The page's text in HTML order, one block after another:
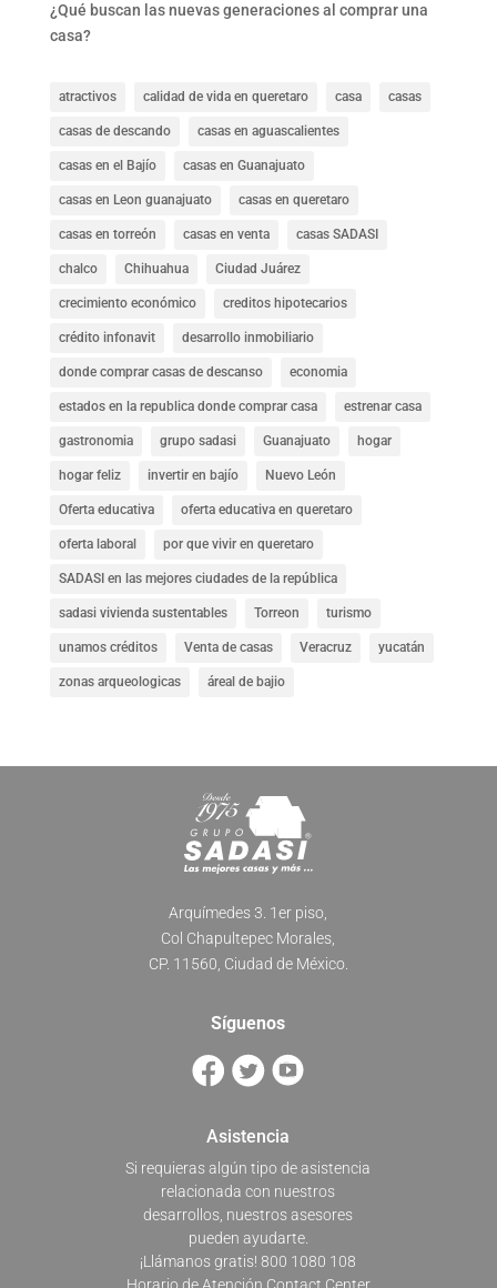
¿Qué buscan las nuevas generaciones al comprar una
casa?
atractivos calidad de vida en queretaro casa casas
casas de descando casas en aguascalientes
casas en el Bajío casas en Guanajuato
casas en Leon guanajuato casas en queretaro
casas en torreón casas en venta casas SADASI
chalco Chihuahua Ciudad Juárez
crecimiento económico creditos hipotecarios
crédito infonavit desarrollo inmobiliario
donde comprar casas de descanso economia
estados en la republica donde comprar casa estrenar casa
gastronomia grupo sadasi Guanajuato hogar
hogar feliz invertir en bajío Nuevo León
Oferta educativa oferta educativa en queretaro
oferta laboral por que vivir en queretaro
SADASI en las mejores ciudades de la república
sadasi vivienda sustentables Torreon turismo
unamos créditos Venta de casas Veracruz yucatán
zonas arqueologicas áreal de bajio
Arquímedes 3. 1er piso,
Col Chapultepec Morales,
CP. 11560, Ciudad de México.
Síguenos
Asistencia
Si requieras algún tipo de asistencia
relacionada con nuestros
desarrollos, nuestros asesores
pueden ayudarte.
¡Llámanos gratis! 800 1080 108